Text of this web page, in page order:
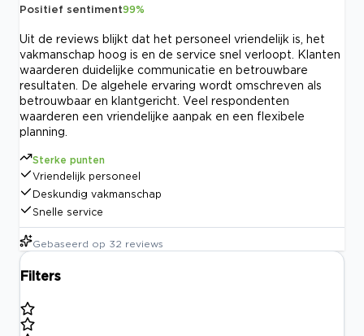
Positief sentiment99%
Uit de reviews blijkt dat het personeel vriendelijk is, het
vakmanschap hoog is en de service snel verloopt. Klanten
waarderen duidelijke communicatie en betrouwbare
resultaten. De algehele ervaring wordt omschreven als
betrouwbaar en klantgericht. Veel respondenten
waarderen een vriendelijke aanpak en een flexibele
planning.
Sterke punten
Vriendelijk personeel
Deskundig vakmanschap
Snelle service
Gebaseerd op 32 reviews
Filters